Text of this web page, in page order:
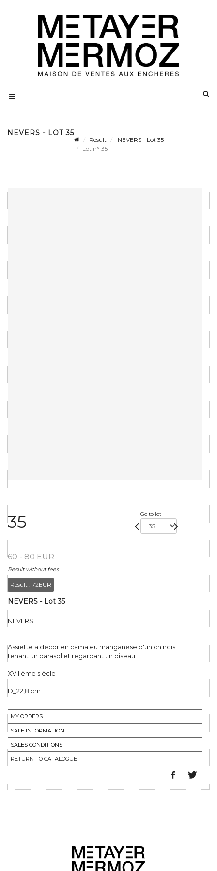
NEVERS - LOT 35
Result
NEVERS - Lot 35
Lot n° 35
35 Go to lot
60 - 80 EUR
Result without fees
Result : 72EUR
NEVERS - Lot 35
NEVERS
Assiette à décor en camaïeu manganèse d'un chinois
tenant un parasol et regardant un oiseau
XVIIIème siècle
D_22,8 cm
MY ORDERS
SALE INFORMATION
SALES CONDITIONS
RETURN TO CATALOGUE